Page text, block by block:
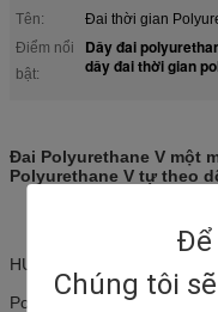
Để
Chúng tôi
Tên:
Đai thời gian
Điểm nổi
bật:
Dây đai
dây đai thời gian
Đai Polyurethane V một
Polyurethane V tự theo
HƯỚNG DẪN PU
Polyurethane ép